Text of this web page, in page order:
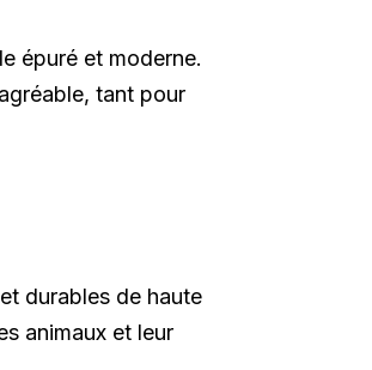
épuré et moderne.
tant pour
durables de haute
animaux et leur